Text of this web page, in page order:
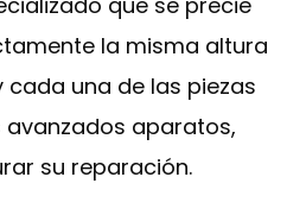
la misma altura
una de las piezas
aparatos,
su reparación.